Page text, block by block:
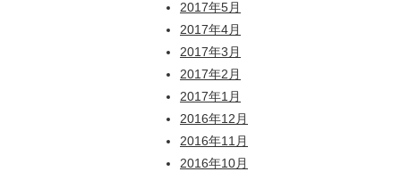
2017年5月
2017年4月
2017年3月
2017年2月
2017年1月
2016年12月
2016年11月
2016年10月